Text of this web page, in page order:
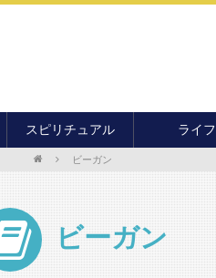
スピリチュアル
開運
オカルト
前世・ソウルメイト
ライフ
ビーガン
ビーガン